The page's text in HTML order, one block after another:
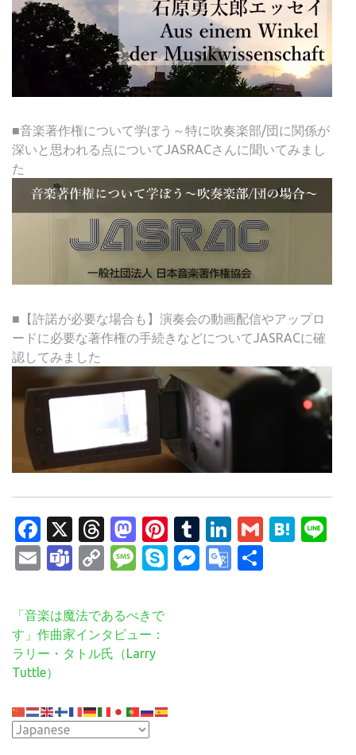
■音楽著作権について学ぼう～特に吹奏楽部/団に関係が
深いと思われる点についてJASRACさんに聞いてみまし
た
■【許諾が必要な場合も】演奏会の動画配信やアップロ
ードに必要な著作権の手続きなどについてJASRACに確
認してみました
Facebook
X Threads
Mastodon
Pinterest
Tumblr
LinkedIn
Gmail
EmailTeams
CopyMessage
SkypeMessenger
Google
投
稿
ナ
ビ
ー
シ
「音楽は魔法であるべきで
す」作曲家インタビュー：
ラリー・タトル氏（Larry
Tuttle）